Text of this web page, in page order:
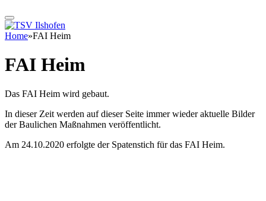
Home»FAI Heim
FAI Heim
Das FAI Heim wird gebaut.
In dieser Zeit werden auf dieser Seite immer wieder aktuelle Bilder
der Baulichen Maßnahmen veröffentlicht.
Am 24.10.2020 erfolgte der Spatenstich für das FAI Heim.